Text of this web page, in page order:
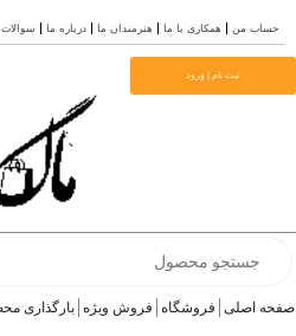
من همکاری با ما هنرمندان ما درباره ما سوالات متداول
ثبت نام | ورود
اصلی فروشگاه فروش ویژه بارگذاری محصول